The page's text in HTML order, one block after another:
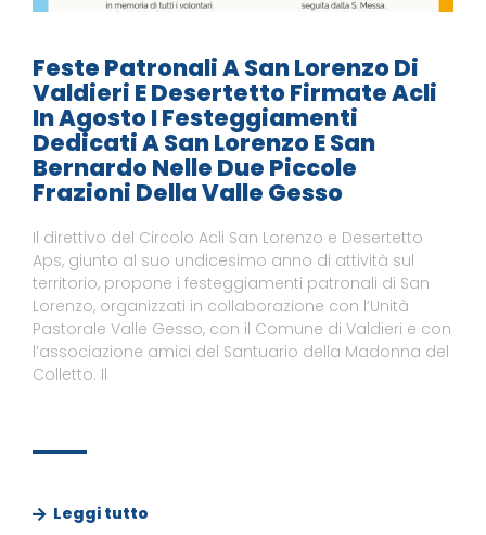
Feste Patronali A San Lorenzo Di
Valdieri E Desertetto Firmate Acli
In Agosto I Festeggiamenti
Dedicati A San Lorenzo E San
Bernardo Nelle Due Piccole
Frazioni Della Valle Gesso
Il direttivo del Circolo Acli San Lorenzo e Desertetto
Aps, giunto al suo undicesimo anno di attività sul
territorio, propone i festeggiamenti patronali di San
Lorenzo, organizzati in collaborazione con l’Unità
Pastorale Valle Gesso, con il Comune di Valdieri e con
l’associazione amici del Santuario della Madonna del
Colletto. Il
Leggi tutto